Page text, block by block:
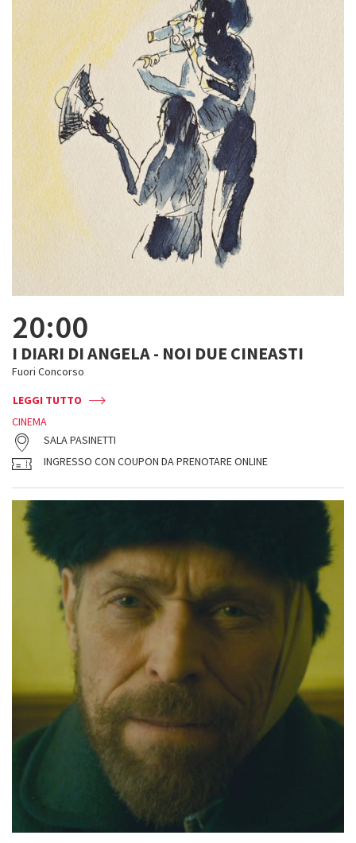
20:00
I DIARI DI ANGELA - NOI DUE CINEASTI
Fuori Concorso
LEGGI TUTTO
CINEMA
SALA PASINETTI
INGRESSO CON COUPON DA PRENOTARE ONLINE